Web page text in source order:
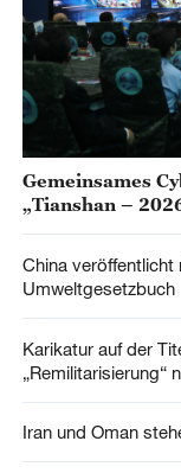
Gemeinsames
„Tianshan –
China veröffentlicht
Umweltgesetzbuch
Karikatur auf der
„Remilitarisierung“
Iran und Oman